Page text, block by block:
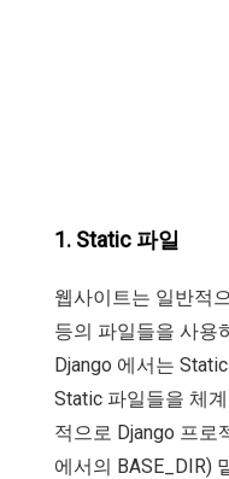
1. Static 파일
웹사이트는 일반적
등의 파일들을 사용
Django 에서는
Static 파일들을 체
적으로 Django 프로
에서의 BASE_DIR)